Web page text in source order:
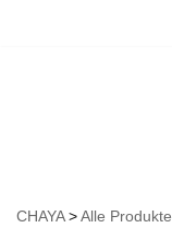
CHAYA>Alle Produkte